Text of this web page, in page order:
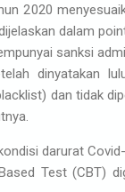
2020
dalam
sanksi
dinyatakan
dan tidak
darurat
Test (CBT)